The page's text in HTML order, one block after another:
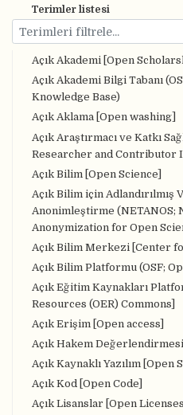
Terimler listesi
Açık Akademi [Open
Açık Akademi Bilgi Tabanı
Knowledge Base)
Açık Aklama [Open washing]
Açık Araştırmacı ve Katkı
Researcher and Contributor
Açık Bilim [Open Science]
Açık Bilim için Adlandırılmış
Anonimleştirme (NETANOS;
Anonymization for Open
Açık Bilim Merkezi [Center
Açık Bilim Platformu (OSF;
Açık Eğitim Kaynakları
Resources (OER) Commons]
Açık Erişim [Open access]
Açık Hakem
Açık Kaynaklı Yazılım [Open
Açık Kod [Open Code]
Açık Lisanslar [Open Licenses]